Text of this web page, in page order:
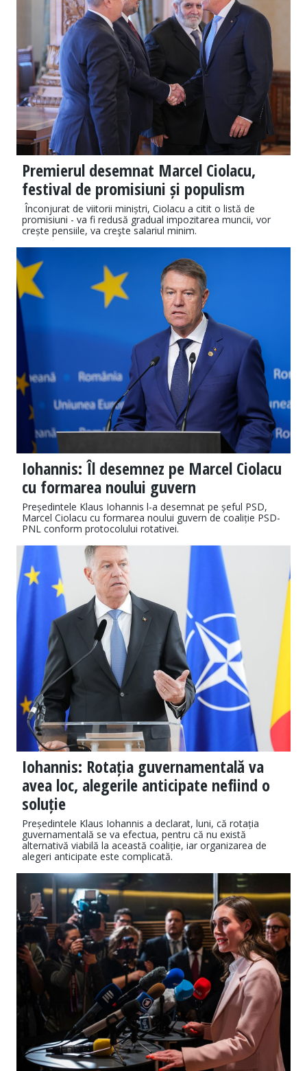
Premierul desemnat Marcel Ciolacu,
festival de promisiuni și populism
Înconjurat de viitorii miniștri, Ciolacu a citit o listă de
promisiuni - va fi redusă gradual impozitarea muncii, vor
crește pensiile, va creşte salariul minim.
Iohannis: Îl desemnez pe Marcel Ciolacu
cu formarea noului guvern
Președintele Klaus Iohannis l-a desemnat pe șeful PSD,
Marcel Ciolacu cu formarea noului guvern de coaliție PSD-
PNL conform protocolului rotativei.
Iohannis: Rotația guvernamentală va
avea loc, alegerile anticipate nefiind o
soluție
Președintele Klaus Iohannis a declarat, luni, că rotația
guvernamentală se va efectua, pentru că nu există
alternativă viabilă la această coaliție, iar organizarea de
alegeri anticipate este complicată.